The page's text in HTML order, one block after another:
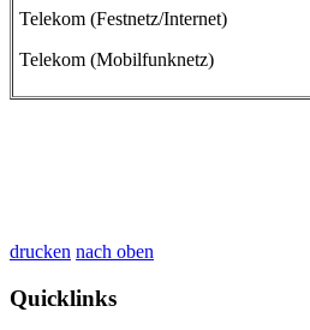
Telekom (Festnetz/Internet)
Telekom (Mobilfunknetz)
drucken nach oben
Quicklinks